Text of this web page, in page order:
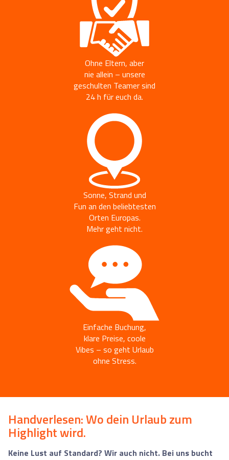
Ohne Eltern, aber
nie allein – unsere
geschulten Teamer sind
24 h für euch da.
Sonne, Strand und
Fun an den beliebtesten
Orten Europas.
Mehr geht nicht.
Einfache Buchung,
klare Preise, coole
Vibes – so geht Urlaub
ohne Stress.
Handverlesen: Wo dein Urlaub zum
Highlight wird.
Keine Lust auf Standard? Wir auch nicht. Bei uns bucht